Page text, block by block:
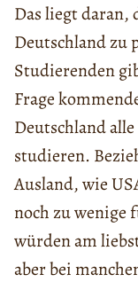
Das liegt daran,
Deutschland zu
Studierenden
Frage
Deutschland
studieren.
Ausland, wie
noch zu wenige
würden am
aber bei